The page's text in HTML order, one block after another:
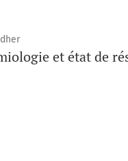
et état de